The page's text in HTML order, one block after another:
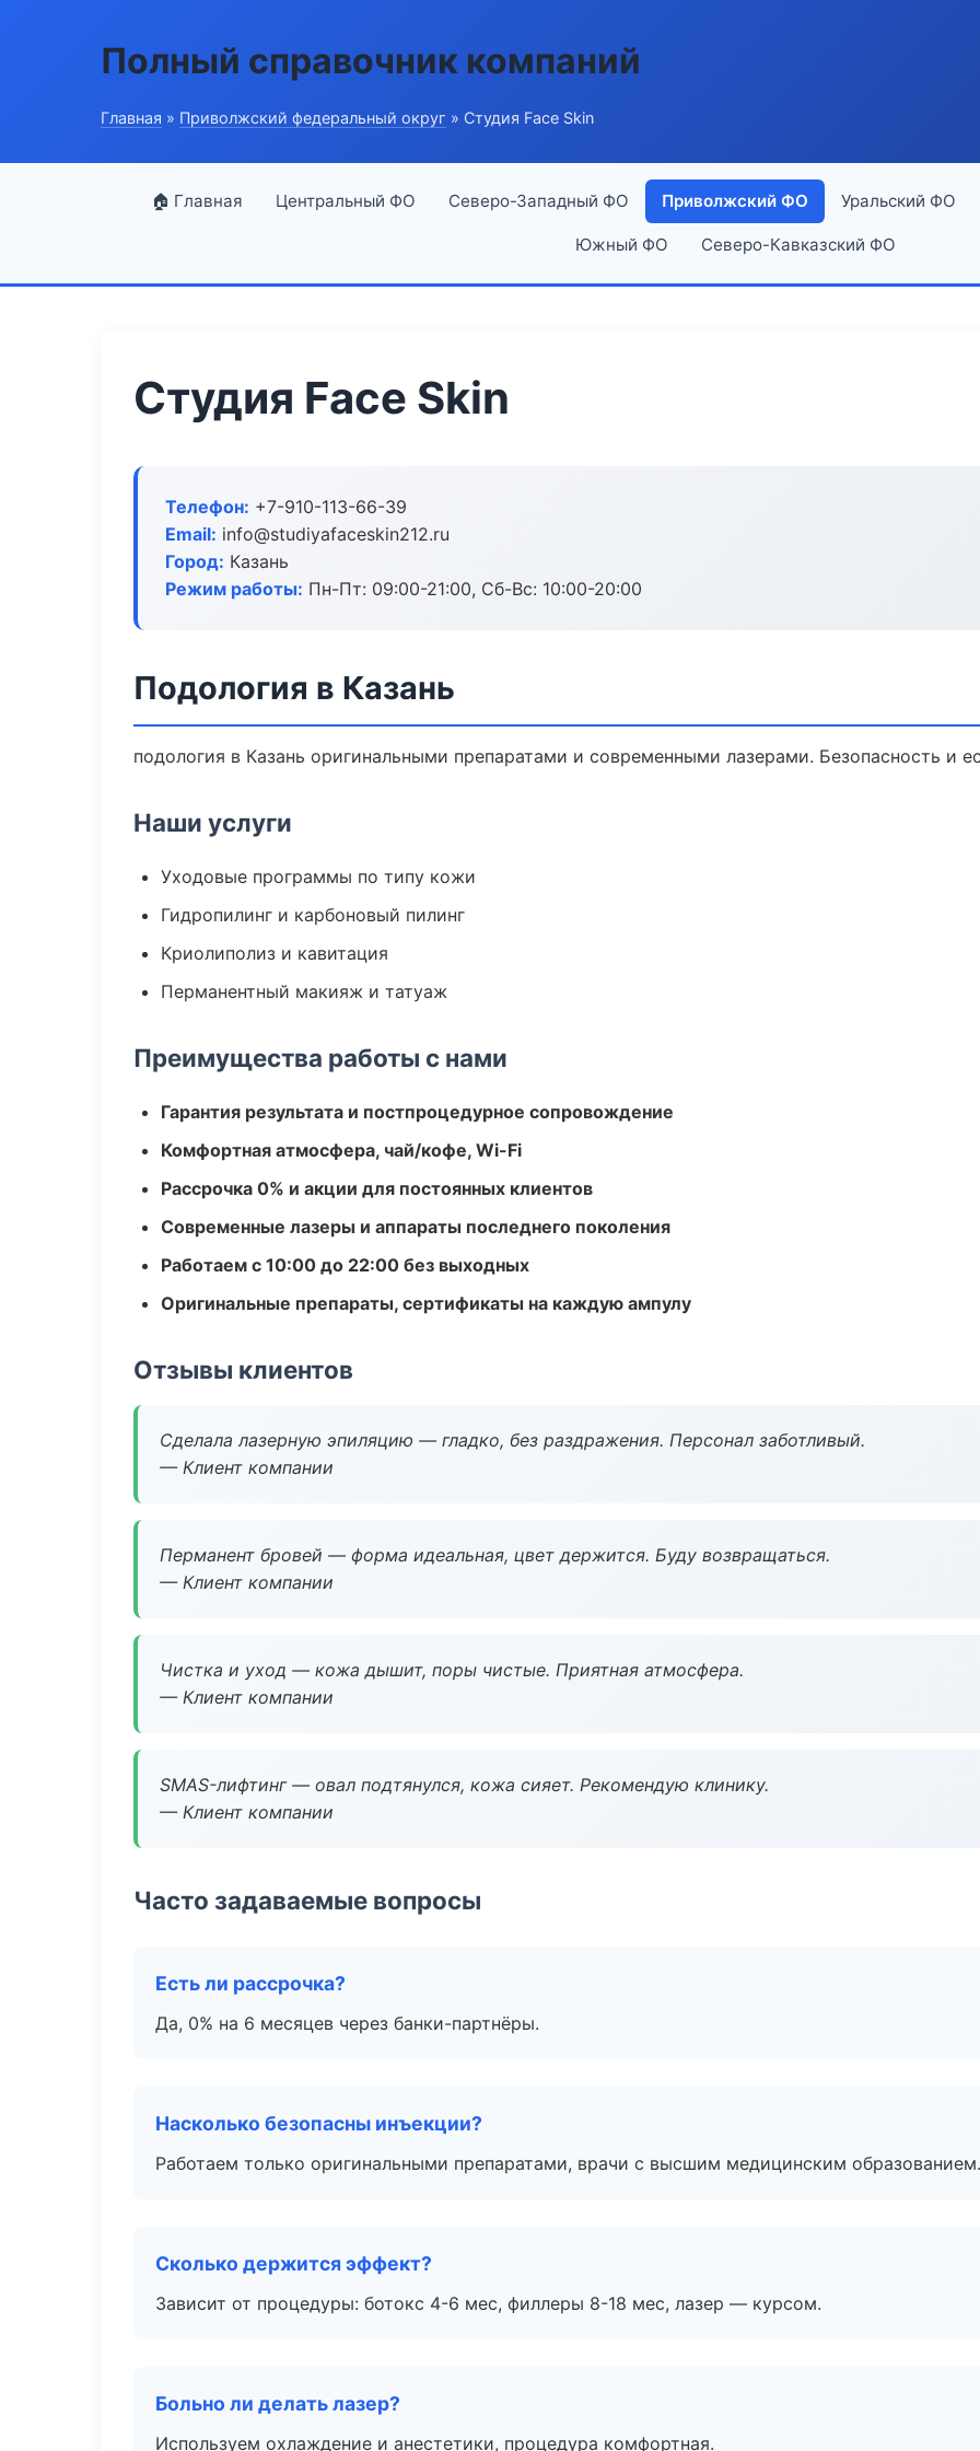
Полный справочник компаний
Главная » Приволжский федеральный округ » Студия Face Skin
🏠 Главная Центральный ФО Северо-Западный ФО Приволжский ФО Уральский ФО
Южный ФО Северо-Кавказский ФО
Студия Face Skin
Телефон: +7-910-113-66-39
Email: info@studiyafaceskin212.ru
Город: Казань
Режим работы: Пн-Пт: 09:00-21:00, Сб-Вс: 10:00-20:00
Подология в Казань
подология в Казань оригинальными препаратами и современными лазерами. Безопасность и
Наши услуги
Уходовые программы по типу кожи
Гидропилинг и карбоновый пилинг
Криолиполиз и кавитация
Перманентный макияж и татуаж
Преимущества работы с нами
Гарантия результата и постпроцедурное сопровождение
Комфортная атмосфера, чай/кофе, Wi-Fi
Рассрочка 0% и акции для постоянных клиентов
Современные лазеры и аппараты последнего поколения
Работаем с 10:00 до 22:00 без выходных
Оригинальные препараты, сертификаты на каждую ампулу
Отзывы клиентов
Сделала лазерную эпиляцию — гладко, без раздражения. Персонал заботливый.
— Клиент компании
Перманент бровей — форма идеальная, цвет держится. Буду возвращаться.
— Клиент компании
Чистка и уход — кожа дышит, поры чистые. Приятная атмосфера.
— Клиент компании
SMAS-лифтинг — овал подтянулся, кожа сияет. Рекомендую клинику.
— Клиент компании
Часто задаваемые вопросы
Есть ли рассрочка?
Да, 0% на 6 месяцев через банки-партнёры.
Насколько безопасны инъекции?
Работаем только оригинальными препаратами, врачи с высшим медицинским образованием.
Сколько держится эффект?
Зависит от процедуры: ботокс 4-6 мес, филлеры 8-18 мес, лазер — курсом.
Больно ли делать лазер?
Используем охлаждение и анестетики, процедура комфортная.